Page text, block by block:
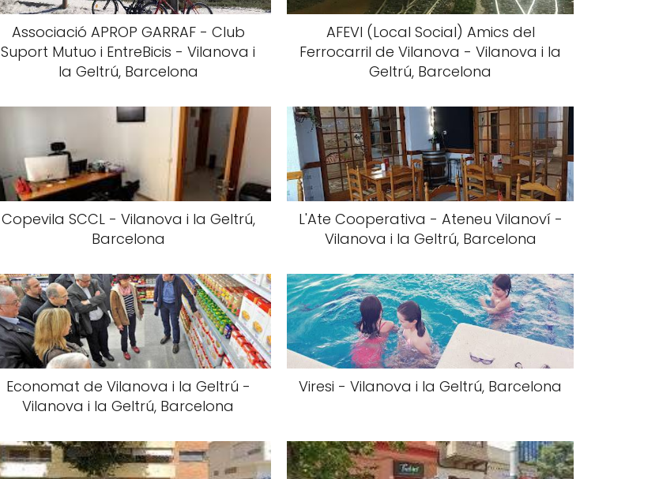
Associació APROP GARRAF - Club
Suport Mutuo i EntreBicis - Vilanova i
la Geltrú, Barcelona
AFEVI (Local Social) Amics del
Ferrocarril de Vilanova - Vilanova i la
Geltrú, Barcelona
Copevila SCCL - Vilanova i la Geltrú,
Barcelona
L'Ate Cooperativa - Ateneu Vilanoví -
Vilanova i la Geltrú, Barcelona
Economat de Vilanova i la Geltrú -
Vilanova i la Geltrú, Barcelona
Viresi - Vilanova i la Geltrú, Barcelona